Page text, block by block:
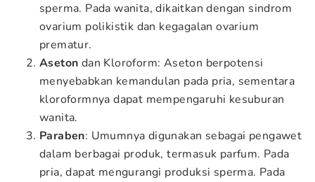
sperma. Pada wanita, dikaitkan dengan sindrom
ovarium polikistik dan kegagalan ovarium
prematur.
Aseton dan Kloroform: Aseton berpotensi
menyebabkan kemandulan pada pria, sementara
kloroformnya dapat mempengaruhi kesuburan
wanita.
Paraben: Umumnya digunakan sebagai pengawet
dalam berbagai produk, termasuk parfum. Pada
pria, dapat mengurangi produksi sperma. Pada